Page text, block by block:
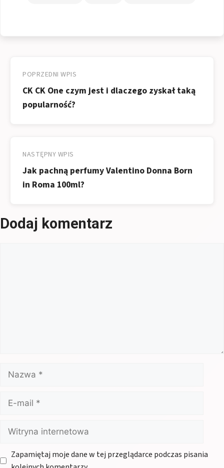
wpisu
POPRZEDNI WPIS
CK CK One czym jest i dlaczego zyskał taką
popularność?
NASTĘPNY WPIS
Jak pachną perfumy Valentino Donna Born
in Roma 100ml?
Dodaj komentarz
Nazwa
mail
Witryna
internetowa
Zapamiętaj moje dane w tej przeglądarce podczas pisania